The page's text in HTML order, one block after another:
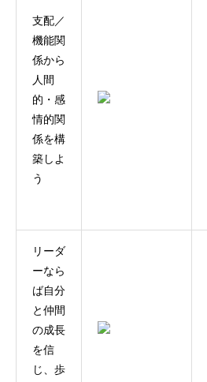
支配／
機能関
係から
人間
的・感
情的関
係を構
築しよ
う
リーダ
ーなら
ば自分
と仲間
の成長
を信
じ、歩